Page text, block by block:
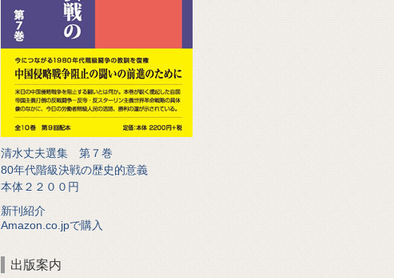
清水丈夫選集 第７巻
80年代階級決戦の歴史的意義
本体２２００円
新刊紹介
Amazon.co.jpで購入
出版案内